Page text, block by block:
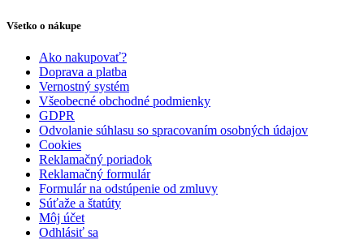
Všetko o nákupe
Ako nakupovať?
Doprava a platba
Vernostný systém
Všeobecné obchodné podmienky
GDPR
Odvolanie súhlasu so spracovaním osobných údajov
Cookies
Reklamačný poriadok
Reklamačný formulár
Formulár na odstúpenie od zmluvy
Súťaže a štatúty
Môj účet
Odhlásiť sa